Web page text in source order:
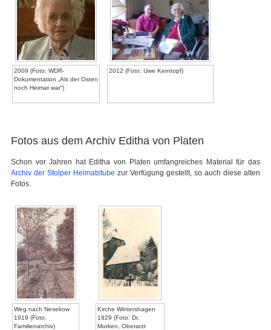
2009 (Foto: WDR-
Dokumentation „Als der Osten
noch Heimat war“)
2012 (Foto: Uwe Kerntopf)
Fotos aus dem Archiv Editha von Platen
Schon vor Jahren hat Editha von Platen umfangreiches Material für das
Archiv der Stolper Heimatstube zur Verfügung gestellt, so auch diese alten
Fotos.
Weg nach Nesekow
1919 (Foto:
Familienarchiv)
Kirche Wintershagen
1929 (Foto: Dr.
Murken, Oberarzt